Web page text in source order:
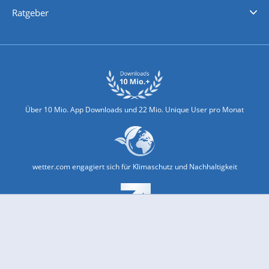
Ratgeber
Über 10 Mio. App Downloads und 22 Mio. Unique User pro Monat
wetter.com engagiert sich für Klimaschutz und Nachhaltigkeit